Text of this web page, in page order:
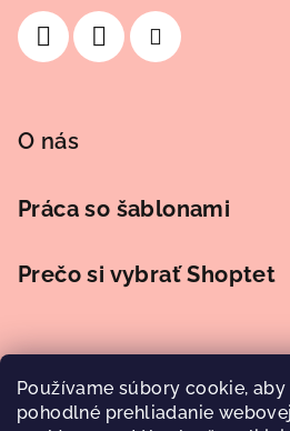
Používame súbory cookie,
pohodlné prehliadanie
O nás
Práca so šablonami
Prečo si vybrať Shoptet
Prijímame online platby